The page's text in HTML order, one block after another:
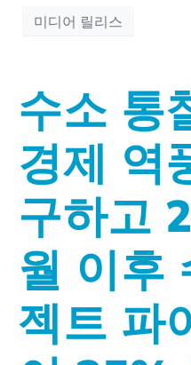
미디어 릴리스
수소 통
경제 역
구하고
월 이후
젝트 파